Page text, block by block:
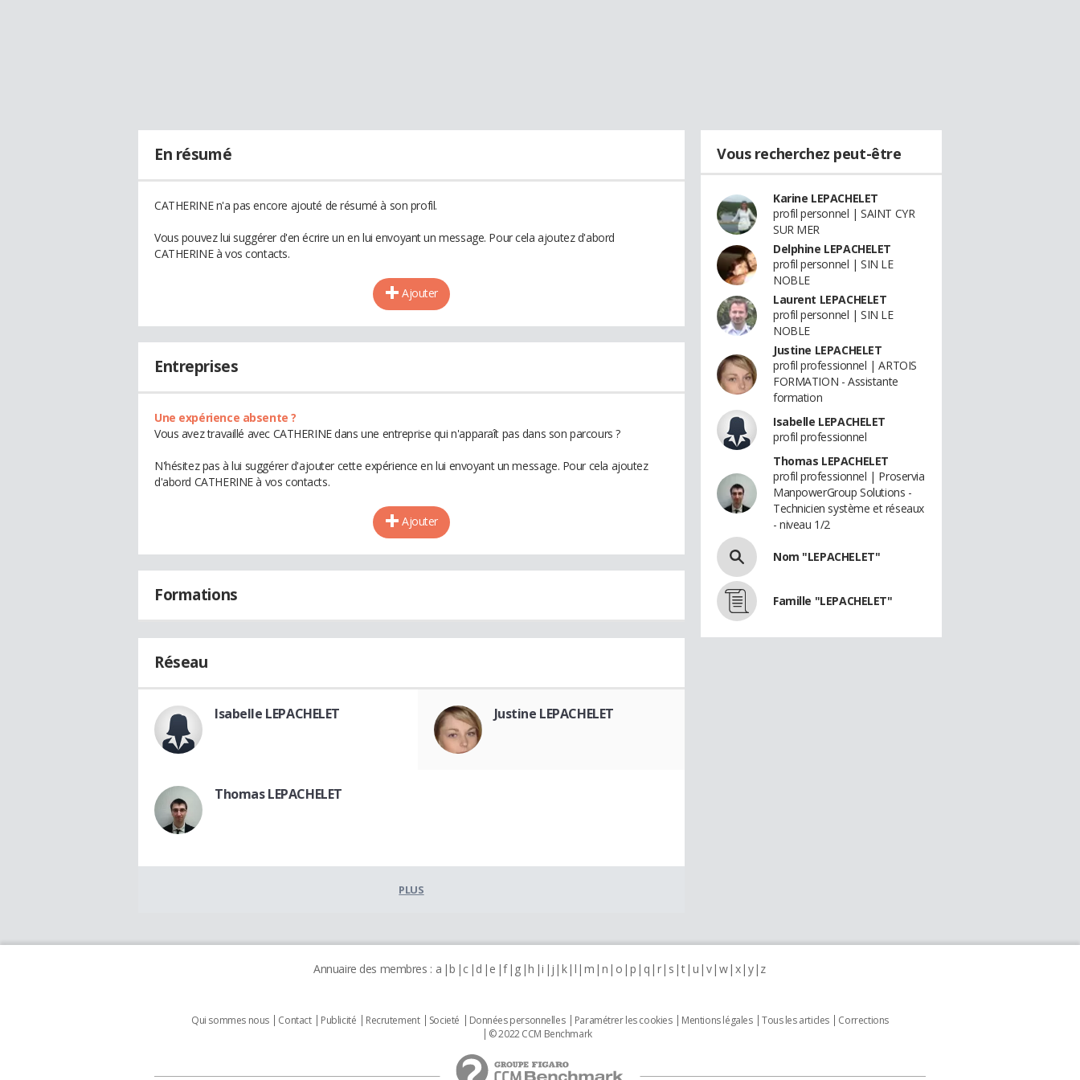
En résumé
CATHERINE n'a pas encore ajouté de résumé à son profil.
Vous pouvez lui suggérer d'en écrire un en lui envoyant un message. Pour cela ajoutez d'abord
CATHERINE à vos contacts.
Ajouter
Entreprises
Une expérience absente ?
Vous avez travaillé avec CATHERINE dans une entreprise qui n'apparaît pas dans son parcours ?
N'hésitez pas à lui suggérer d'ajouter cette expérience en lui envoyant un message. Pour cela ajoutez
d'abord CATHERINE à vos contacts.
Ajouter
Formations
Réseau
Isabelle LEPACHELET Justine LEPACHELET
Thomas LEPACHELET
PLUS
Vous recherchez peut-être
Karine LEPACHELET
profil personnel | SAINT CYR
SUR MER
Delphine LEPACHELET
profil personnel | SIN LE
NOBLE
Laurent LEPACHELET
profil personnel | SIN LE
NOBLE
Justine LEPACHELET
profil professionnel | ARTOIS
FORMATION - Assistante
formation
Isabelle LEPACHELET
profil professionnel
Thomas LEPACHELET
profil professionnel | Proservia
ManpowerGroup Solutions -
Technicien système et réseaux
- niveau 1/2
Nom "LEPACHELET"
Famille "LEPACHELET"
Annuaire des membres : a b c d e f g h i j k l m n o p q r s t u v w x y z
Qui sommes nous Contact Publicité Recrutement Societé Données personnelles Paramétrer les cookies Mentions légales Tous les articles
Corrections
© 2022 CCM Benchmark